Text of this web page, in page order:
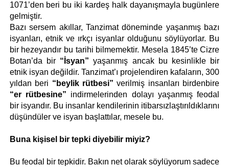
1071’den beri bu iki kardeş halk dayanışmayla bugünlere
gelmiştir.
Bazı sersem akıllar, Tanzimat döneminde yaşanmış bazı
isyanları, etnik ve ırkçı isyanlar olduğunu söylüyorlar. Bu
bir hezeyandır bu tarihi bilmemektir. Mesela 1845’te Cizre
Botan’da bir “İsyan” yaşanmış ancak bu kesinlikle bir
etnik isyan değildir. Tanzimat’ı projelendiren kafaların, 300
yıldan beri “beylik rütbesi”
“er rütbesine” indirmelerinden dolayı yaşanmış feodal
bir isyandır. Bu insanlar kendilerinin itibarsızlaştırıldıklarını
düşündüler ve isyan başlattılar, mesele bu.
Buna kişisel bir tepki diyebilir miyiz?
Bu feodal bir tepkidir. Bakın net olarak söylüyorum sadece